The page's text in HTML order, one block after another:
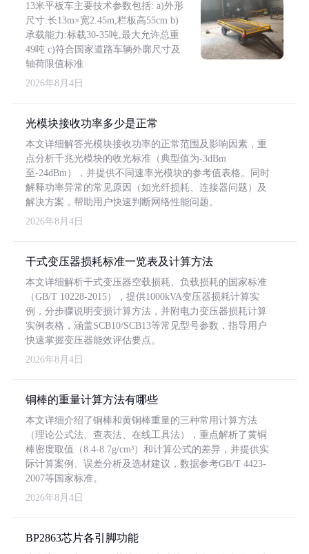
13米平板车主要技术参数包括: a)外形
尺寸:长13m×宽2.45m,栏板高55cm b)
承载能力:标载30-35吨,最大允许总重
49吨 c)符合国家道路车辆外廓尺寸及
轴荷限值标准
2026年8月4日
光模块接收功率多少是正常
本文详细解答光模块接收功率的正常范围及影响因素，重
点分析千兆光模块的收光标准（典型值为-3dBm
至-24dBm），并提供不同速率光模块的参考值表格。同时
解释功率异常的常见原因（如光纤损耗、连接器问题）及
解决方案，帮助用户快速判断网络性能问题。
2026年8月4日
干式变压器损耗标准一览表及计算方法
本文详细解析干式变压器空载损耗、负载损耗的国家标准
（GB/T 10228-2015），提供1000kVA变压器损耗计算实
例，分步骤说明变损计算方法，并附电力变压器损耗计算
实例表格，涵盖SCB10/SCB13等常见型号参数，指导用户
快速掌握变压器能效评估要点。
2026年8月4日
铜棒的重量计算方法有哪些
本文详细介绍了铜棒和黄铜棒重量的三种常用计算方法
（理论公式法、查表法、在线工具法），重点解析了黄铜
棒密度取值（8.4-8.7g/cm³）和计算公式的差异，并提供实
际计算案例、误差分析及选材建议，数据参考GB/T 4423-
2007等国家标准。
2026年8月4日
BP2863芯片各引脚功能